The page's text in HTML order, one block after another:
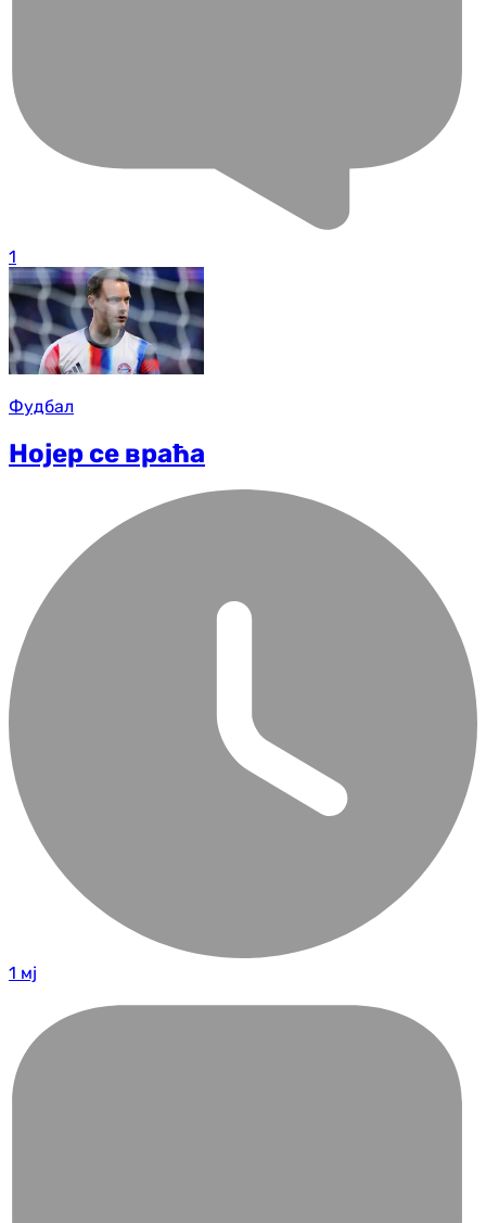
1
Фудбал
Нојер се враћа
1 мј